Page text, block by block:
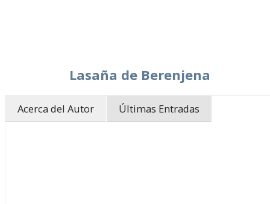
Lasaña de Berenjena
Acerca del Autor Últimas Entradas